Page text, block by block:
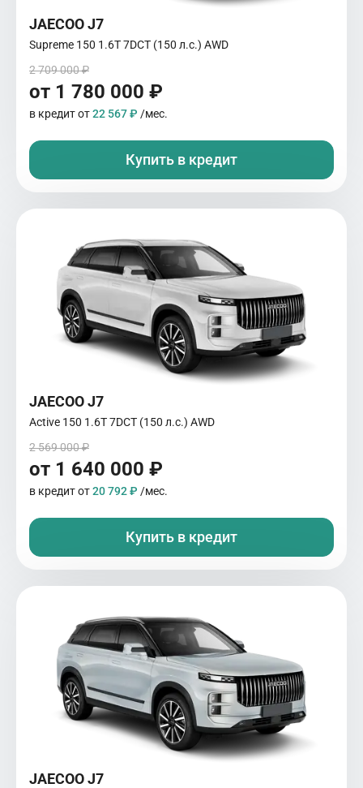
JAECOO J7
Supreme 150 1.6T 7DCT (150 л.с.) AWD
2 709 000 ₽
от 1 780 000 ₽
в кредит от22 567 ₽ /мес.
Купить в кредит
JAECOO J7
Active 150 1.6T 7DCT (150 л.с.) AWD
2 569 000 ₽
от 1 640 000 ₽
в кредит от20 792 ₽ /мес.
Купить в кредит
JAECOO J7